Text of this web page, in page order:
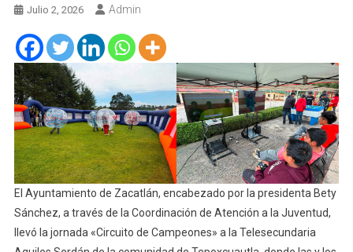
Julio 2, 2026 Admin
El Ayuntamiento de Zacatlán, encabezado por la presidenta Bety
Sánchez, a través de la Coordinación de Atención a la Juventud,
llevó la jornada «Circuito de Campeones» a la Telesecundaria